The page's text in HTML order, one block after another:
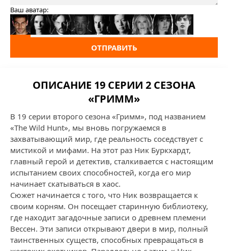
Ваш аватар:
ОТПРАВИТЬ
ОПИСАНИЕ 19 СЕРИИ 2 СЕЗОНА
«ГРИММ»
В 19 серии второго сезона «Гримм», под названием
«The Wild Hunt», мы вновь погружаемся в
захватывающий мир, где реальность соседствует с
мистикой и мифами. На этот раз Ник Буркхардт,
главный герой и детектив, сталкивается с настоящим
испытанием своих способностей, когда его мир
начинает скатываться в хаос.
Сюжет начинается с того, что Ник возвращается к
своим корням. Он посещает старинную библиотеку,
где находит загадочные записи о древнем племени
Вессен. Эти записи открывают двери в мир, полный
таинственных существ, способных превращаться в